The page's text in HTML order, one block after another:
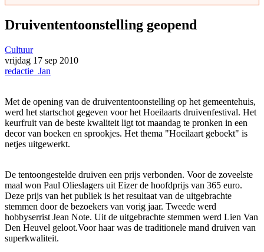
Druivententoonstelling geopend
Cultuur
vrijdag 17 sep 2010
redactie_Jan
Met de opening van de druivententoonstelling op het gemeentehuis,
werd het startschot gegeven voor het Hoeilaarts druivenfestival. Het
keurfruit van de beste kwaliteit ligt tot maandag te pronken in een
decor van boeken en sprookjes. Het thema "Hoeilaart geboekt" is
netjes uitgewerkt.
De tentoongestelde druiven een prijs verbonden. Voor de zoveelste
maal won Paul Olieslagers uit Eizer de hoofdprijs van 365 euro.
Deze prijs van het publiek is het resultaat van de uitgebrachte
stemmen door de bezoekers van vorig jaar. Tweede werd
hobbyserrist Jean Note. Uit de uitgebrachte stemmen werd Lien Van
Den Heuvel geloot.Voor haar was de traditionele mand druiven van
superkwaliteit.